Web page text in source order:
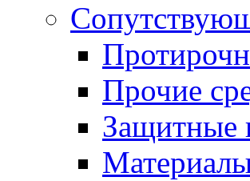
Прочие
Защитные